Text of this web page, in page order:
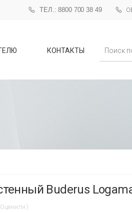
ТЕЛ.: 8800 700 38 49
КОНТАКТЫ
Buderus
)